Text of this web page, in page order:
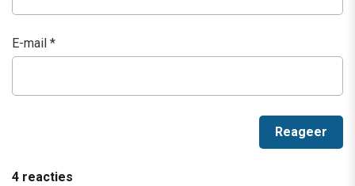
E-mail *
4 reacties